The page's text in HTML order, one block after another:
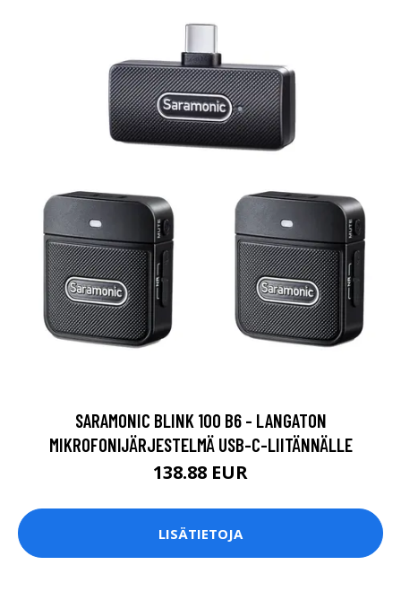
SARAMONIC BLINK 100 B6 - LANGATON
MIKROFONIJÄRJESTELMÄ USB-C-LIITÄNNÄLLE
138.88 EUR
LISÄTIETOJA